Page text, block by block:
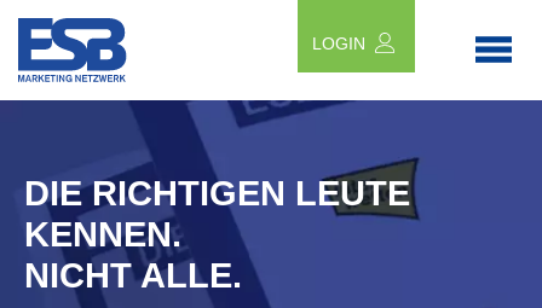
LOGIN
DIE RICHTIGEN LEUTE
KENNEN.
NICHT ALLE.